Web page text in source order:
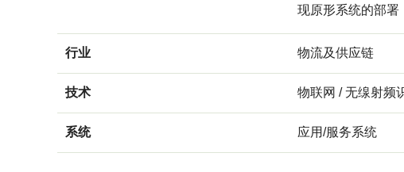
现原形系统的部署
行业 物流及供应链
技术 物联网 / 无缐射频
系统 应用/服务系统